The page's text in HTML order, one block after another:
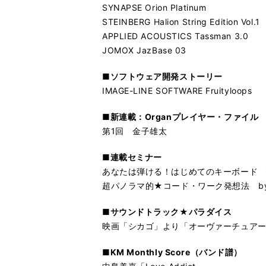
SYNAPSE Orion Platinum
STEINBERG Halion String Edition Vol.1
APPLIED ACOUSTICS Tassman 3.0
JOMOX JazBase 03
■ソフトウェア開発ストーリー
IMAGE-LINE SOFTWARE Fruityloops
■新連載：Organプレイヤー・ファイル
第1回 金子雄太
■連載セミナー
あなたは弾ける！はじめてのキーボー
超パノラマ的★コード・ワーク発想法
■サウンドトラック★パラダイス
映画「シカゴ」より「オーヴァーチュアー
■KM Monthly Score（バンド譜）